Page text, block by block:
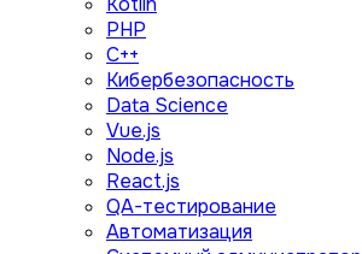
PHP
C++
Кибербезопасность
Data Science
Vue.js
Node.js
React.js
QA-тестирование
Автоматизация